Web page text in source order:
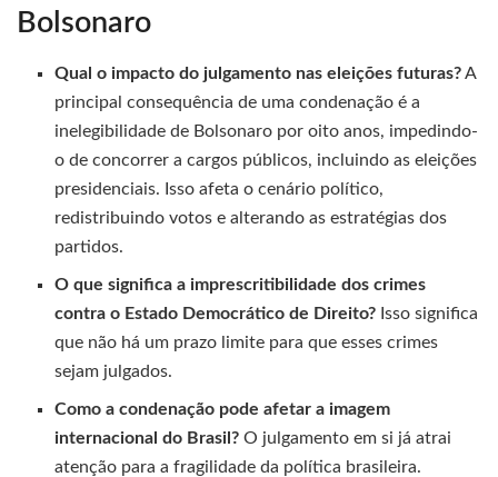
Bolsonaro
Qual o impacto do julgamento nas eleições futuras?A
principal consequência de uma condenação é a
inelegibilidade de Bolsonaro por oito anos, impedindo-
o de concorrer a cargos públicos, incluindo as eleições
presidenciais. Isso afeta o cenário político,
redistribuindo votos e alterando as estratégias dos
partidos.
O que significa a imprescritibilidade dos crimes
contra o Estado Democrático de Direito? Isso significa
que não há um prazo limite para que esses crimes
sejam julgados.
Como a condenação pode afetar a imagem
internacional do Brasil? O julgamento em si já atrai
atenção para a fragilidade da política brasileira.